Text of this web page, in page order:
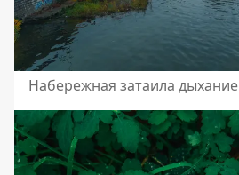
Набережная затаила дыхание